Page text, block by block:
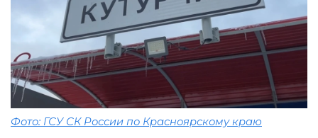
Фото: ГСУ СК России по Красноярскому краю